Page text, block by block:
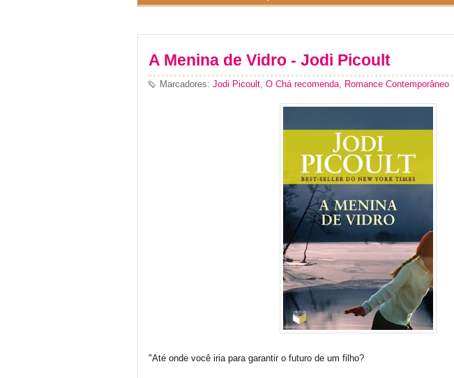
A Menina de Vidro - Jodi Picoult
Marcadores: Jodi Picoult O Chá recomenda Romance Contemporâneo
"Até onde você iria para garantir o futuro de um filho?